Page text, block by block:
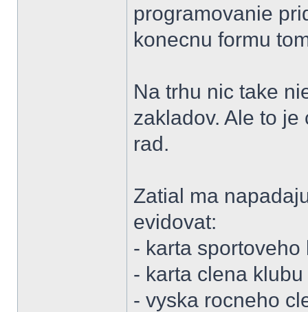
programovanie
konecnu formu
Na trhu nic take
zakladov. Ale to
rad.
Zatial ma
evidovat:
- karta sportoveho
- karta clena klubu
- vyska rocneho